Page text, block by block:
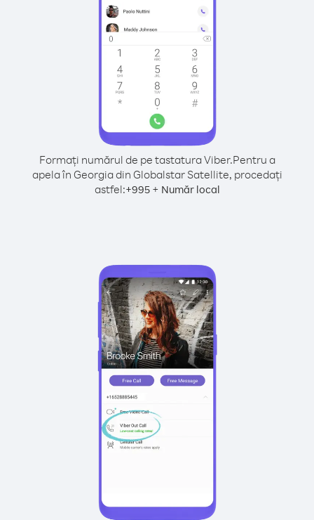
Formați numărul de pe tastatura Viber.Pentru a
apela în Georgia din Globalstar Satellite, procedați
astfel:+995+ Număr local